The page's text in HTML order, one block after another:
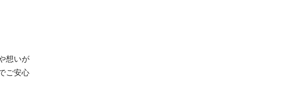
想いが
ご安心